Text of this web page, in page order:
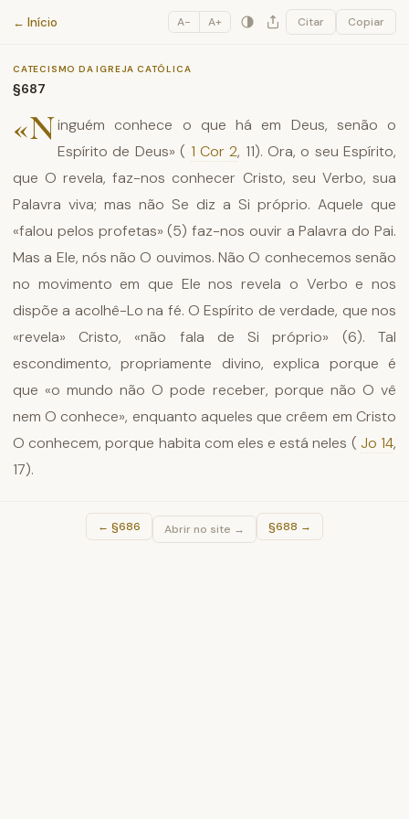
Catecismo da Igreja Católica
← Início A− A+ Citar Copiar
CATECISMO DA IGREJA CATÓLICA
§687
«Ninguém conhece o que há em Deus, senão o
Espírito de Deus» ( 1 Cor 2, 11). Ora, o seu Espírito,
que O revela, faz-nos conhecer Cristo, seu Verbo, sua
Palavra viva; mas não Se diz a Si próprio. Aquele que
«falou pelos profetas» (5) faz-nos ouvir a Palavra do Pai.
Mas a Ele, nós não O ouvimos. Não O conhecemos senão
no movimento em que Ele nos revela o Verbo e nos
dispõe a acolhê-Lo na fé. O Espírito de verdade, que nos
«revela» Cristo, «não fala de Si próprio» (6). Tal
escondimento, propriamente divino, explica porque é
que «o mundo não O pode receber, porque não O vê
nem O conhece», enquanto aqueles que crêem em Cristo
O conhecem, porque habita com eles e está neles ( Jo 14,
17).
← §686 Abrir no site → §688 →